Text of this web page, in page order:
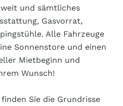
und sämtliches
Gasvorrat,
Alle Fahrzeuge
Sonnenstore und einen
Mietbeginn und
Wunsch!
Sie die Grundrisse